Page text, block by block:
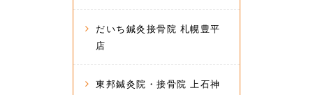
だいち鍼灸接骨院 札幌豊平
店
東邦鍼灸院・接骨院 上石神